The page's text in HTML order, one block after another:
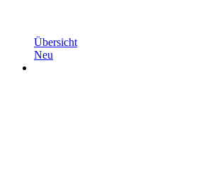
Übersicht
Neu